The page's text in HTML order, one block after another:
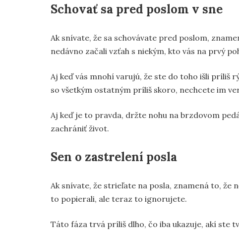
Schovať sa pred poslom v sne
Ak snívate, že sa schovávate pred poslom,
nedávno začali vzťah s niekým, kto vás na prvý
Aj keď vás mnohí varujú, že ste do toho išli príliš
so všetkým ostatným príliš skoro, nechcete im
Aj keď je to pravda, držte nohu na brzdovom
zachrániť život.
Sen o zastrelení posla
Ak snívate, že strieľate na posla, znamená to,
to popierali, ale teraz to ignorujete.
Táto fáza trvá príliš dlho, čo iba ukazuje, akí ste